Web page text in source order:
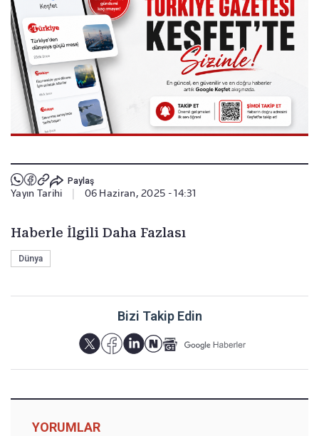
Paylaş
Yayın Tarihi 06 Haziran, 2025 - 14:31
Haberle İlgili Daha Fazlası
Dünya
Bizi Takip Edin
YORUMLAR